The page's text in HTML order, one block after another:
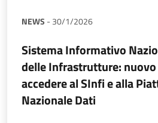
NEWS - 30/1/2026
Sistema Informativo
delle Infrastrutture:
accedere al SInfi e alla
Nazionale Dati